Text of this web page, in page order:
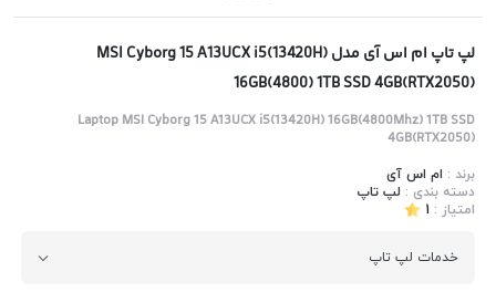
لپ تاپ ام اس آی مدل MSI Cyborg 15 A13UCX i5(13420H)
16GB(4800) 1TB SSD 4GB(RTX2050)
Laptop MSI Cyborg 15 A13UCX i5(13420H) 16GB(4800Mhz) 1TB SSD
4GB(RTX2050)
برند : ام اس آی
دسته بندی : لپ تاپ
امتیاز :1
خدمات لپ تاپ